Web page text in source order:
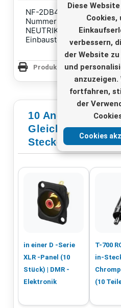
Diese
Cookies,
verbessern,
der Website
und
anzuzeigen.
fortfahren,
der
Cookies
NF-2DB4
Nummer: 34.8530
NEUTRIK RCA-
Einbausteckergehäuse
Produktseite drucken
10 Andere
Gleichen
Steckerbuchsen
in einer D -Serie
XLR -Panel (10
Stück) | DMR -
Elektronik
T-700
in-
(10